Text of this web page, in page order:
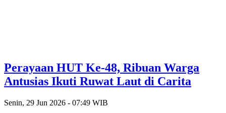
Perayaan HUT Ke-48, Ribuan Warga
Antusias Ikuti Ruwat Laut di Carita
Senin, 29 Jun 2026 - 07:49 WIB